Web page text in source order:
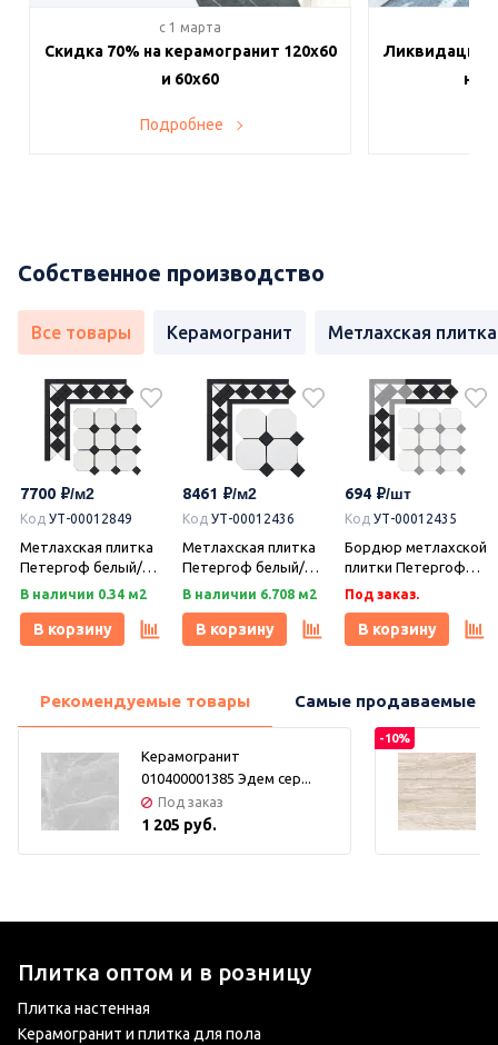
c 1 марта
Скидка 70% на керамогранит 120х60
и 60х60
Подробнее
Ликвидация
на
Собственное производство
Все товары Керамогранит Метлахская плитка
7700
Код УТ-00012849
Метлахская плитка
Петергоф белый/
черный (001/013)
(Керамарк)
В наличии 0.34 м2
В корзину
8461
Код УТ-00012436
Метлахская плитка
Петергоф белый/
черный (001/013)
(Керамарк)
В наличии 6.708 м2
В корзину
694
Код УТ-00012435
Бордюр метлахской
плитки Петергоф
белый/черный
(001/013) 30,9х15,8,
Keramark (Керамарк)
Под заказ.
В корзину
Рекомендуемые товары Самые продаваемые
Керамогранит
010400001385 Эдем сер...
Под заказ
1 205 руб.
-10%
Плитка оптом и в розницу
Плитка настенная
Керамогранит и плитка для пола